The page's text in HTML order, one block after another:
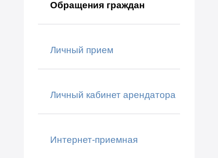
Обращения граждан
Личный прием
Личный кабинет арендатора
Интернет-приемная